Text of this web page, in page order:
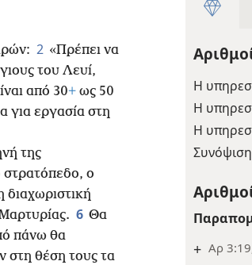
Η
Η
Η
+ Αρ
2 «Πρέπει να
του Λευί,
από 30+ ως 50
για εργασία στη
της
ο
διαχωριστική
6 Θα
πάνω θα
στη θέση τους τα